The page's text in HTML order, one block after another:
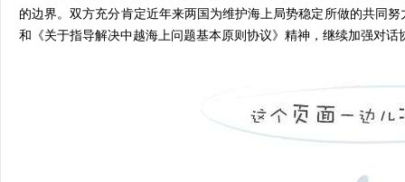
的边界。双方充分肯定近年来两国为维护海上局势稳定所做的共同
和《关于指导解决中越海上问题基本原则协议》精神，继续加强对